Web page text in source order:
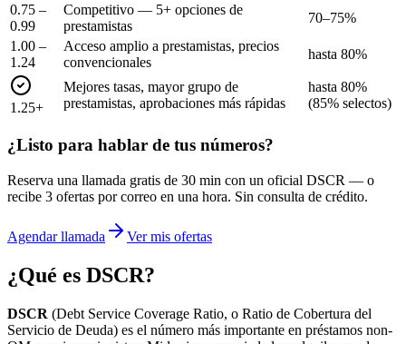
0.75 –
0.99
Competitivo — 5+ opciones de
prestamistas
70–75%
1.00 –
1.24
Acceso amplio a prestamistas, precios
convencionales
hasta 80%
1.25+
Mejores tasas, mayor grupo de
prestamistas, aprobaciones más rápidas
hasta 80%
(85% selectos)
¿Listo para hablar de tus números?
Reserva una llamada gratis de 30 min con un oficial DSCR — o
recibe 3 ofertas por correo en una hora. Sin consulta de crédito.
Agendar llamada Ver mis ofertas
¿Qué es DSCR?
DSCR (Debt Service Coverage Ratio, o Ratio de Cobertura del
Servicio de Deuda) es el número más importante en préstamos non-